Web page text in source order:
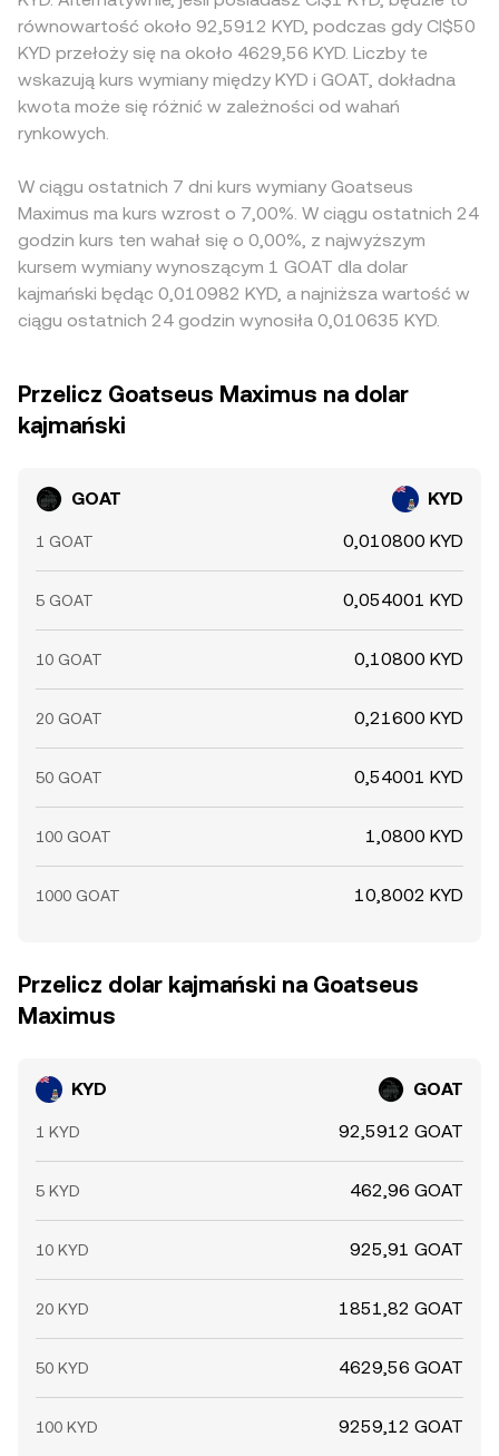
równowartość około 92,5912 KYD, podczas gdy CI$50
KYD przełoży się na około 4629,56 KYD. Liczby te
wskazują kurs wymiany między KYD i GOAT, dokładna
kwota może się różnić w zależności od wahań
rynkowych.
W ciągu ostatnich 7 dni kurs wymiany Goatseus
Maximus ma kurs wzrost o 7,00%. W ciągu ostatnich 24
godzin kurs ten wahał się o 0,00%, z najwyższym
kursem wymiany wynoszącym 1 GOAT dla dolar
kajmański będąc 0,010982 KYD, a najniższa wartość w
ciągu ostatnich 24 godzin wynosiła 0,010635 KYD.
Przelicz Goatseus Maximus na dolar
kajmański
GOAT KYD
1 GOAT 0,010800 KYD
5 GOAT 0,054001 KYD
10 GOAT 0,10800 KYD
20 GOAT 0,21600 KYD
50 GOAT 0,54001 KYD
100 GOAT 1,0800 KYD
1000 GOAT 10,8002 KYD
Przelicz dolar kajmański na Goatseus
Maximus
KYD GOAT
1 KYD 92,5912 GOAT
5 KYD 462,96 GOAT
10 KYD 925,91 GOAT
20 KYD 1851,82 GOAT
50 KYD 4629,56 GOAT
100 KYD 9259,12 GOAT